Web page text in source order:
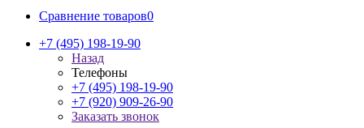
Сравнение товаров0
+7 (495) 198-19-90
Назад
Телефоны
+7 (495) 198-19-90
+7 (920) 909-26-90
Заказать звонок